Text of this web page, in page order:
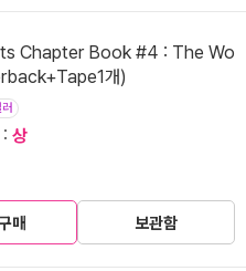
Chapter Book #4 : The Wo
개)
상
매 보관함